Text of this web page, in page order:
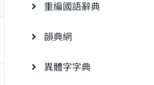
重編國語辭典
韻典網
異體字字典